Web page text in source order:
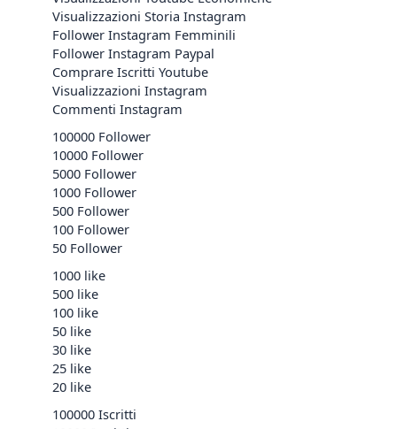
Visualizzazioni Storia Instagram
Follower Instagram Femminili
Follower Instagram Paypal
Comprare Iscritti Youtube
Visualizzazioni Instagram
Commenti Instagram
100000 Follower
10000 Follower
5000 Follower
1000 Follower
500 Follower
100 Follower
50 Follower
1000 like
500 like
100 like
50 like
30 like
25 like
20 like
100000 Iscritti